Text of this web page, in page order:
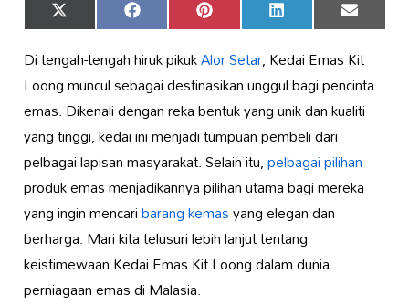
Share
on
X
(Twitter)
Share
on
Facebook Share
on
Pinterest Share
on
LinkedIn Share
on
Email
Di tengah-tengah hiruk pikukAlor Setar, Kedai Emas Kit
Loong muncul sebagai destinasikan unggul bagi pencinta
emas. Dikenali dengan reka bentuk yang unik dan kualiti
yang tinggi, kedai ini menjadi tumpuan pembeli dari
pelbagai lapisan masyarakat. Selain itu,pelbagai pilihan
produk emas menjadikannya pilihan utama bagi mereka
yang ingin mencaribarang kemasyang elegan dan
berharga. Mari kita telusuri lebih lanjut tentang
keistimewaan Kedai Emas Kit Loong dalam dunia
perniagaan emas di Malasia.